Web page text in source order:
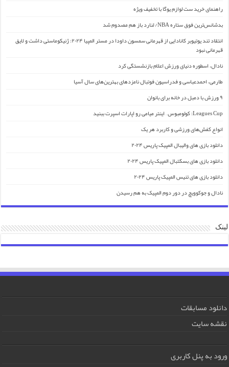
راهنمای خرید ست لوازم یوگا با تخفیف ویژه
بدشانس‌ترین فوق ستاره NBA/ لنارد باز هم مصدوم شد
انتقاد تند یوتیوبر کانادایی از قهرمانی سمسون داودا در مستر المپیا ۲۰۲۴: ژنیکوماستی داشت و لایق
قهرمانی نبود
نادال، اسطوره دنیای ورزش اعلام بازنشستگی کرد
طارمی، احمدعباسی و فدراسیون فوتبال نامزدهای بهترین‌های سال آسیا
۹ ورزش با دمبل در خانه برای بانوان
Leagues Cup: کولومبوس – اینتر میامی رو اپارات اسپرت ببنید
انواع کفش‌های ورزشی و کاربرد هر یک
دانلود بازی های والیبال المپیک پاریس ۲۰۲۴
دانلود بازی های بسکتبال المپیک پاریس ۲۰۲۴
دانلود بازی های تنیس المپیک پاریس ۲۰۲۴
نادال و جوکوویچ در دور دوم المپیک به هم رسیدن
لینک
دانلود مسابقات
نقشه سایت
ورود به پنل کاربری